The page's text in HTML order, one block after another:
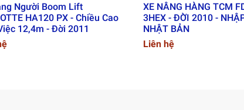
JLG E600JP.
và môi trường làm việc:
Người Boom Lift
HA120 PX - Chiều Cao
12,4m - Đời 2011
XE NÂNG HÀNG TCM
3HEX - ĐỜI 2010 -
NHẬT BẢN
Liên hệ